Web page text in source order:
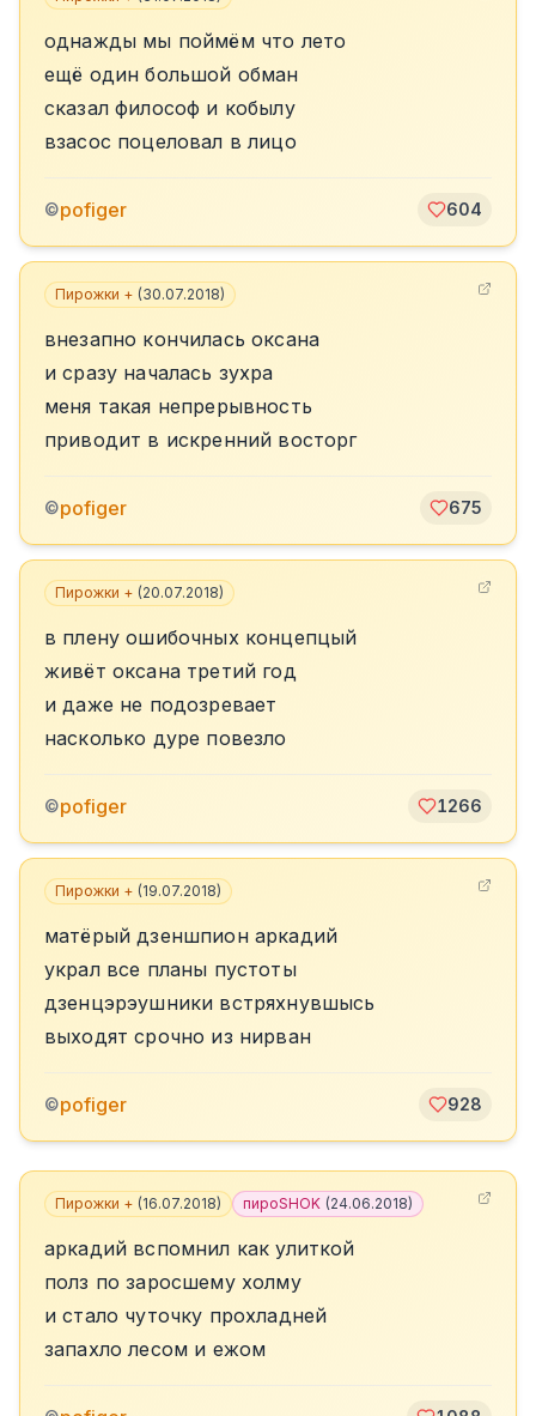
однажды мы поймём что лето
ещё один большой обман
сказал философ и кобылу
взасос поцеловал в лицо
©pofiger 604
Пирожки + (30.07.2018)
внезапно кончилась оксана
и сразу началась зухра
меня такая непрерывность
приводит в искренний восторг
©pofiger 675
Пирожки + (20.07.2018)
в плену ошибочных концепцый
живёт оксана третий год
и даже не подозревает
насколько дуре повезло
©pofiger 1266
Пирожки + (19.07.2018)
матёрый дзеншпион аркадий
украл все планы пустоты
дзенцэрэушники встряхнувшысь
выходят срочно из нирван
©pofiger 928
Пирожки + (16.07.2018) пироSHOK (24.06.2018)
аркадий вспомнил как улиткой
полз по заросшему холму
и стало чуточку прохладней
запахло лесом и ежом